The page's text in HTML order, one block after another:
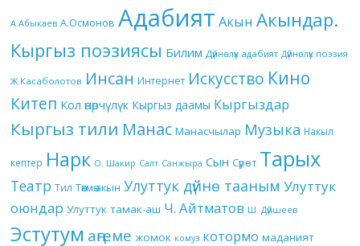
А.Абыкаев А.Осмонов Адабият Акын Акындар.
Кыргыз поэзиясы Билим Дүйнөлүк адабият Дүйнөлүк поэзия
Ж.Касаболотов Инсан Интернет Искусство Кино
Китеп Кол өнөрчүлүк Кыргыз даамы Кыргыздар
Кыргыз тили Манас Манасчылар Музыка Накыл
кептер Нарк О. Шакир Салт Санжыра Сын Сүрөт Тарых
Театр Тил Төкмө акын Улуттук дүйнө тааным Улуттук
оюндар Улуттук тамак-аш Ч. Айтматов Ш. Дүйшеев
Эстутум аңгеме жомок комуз котормо маданият